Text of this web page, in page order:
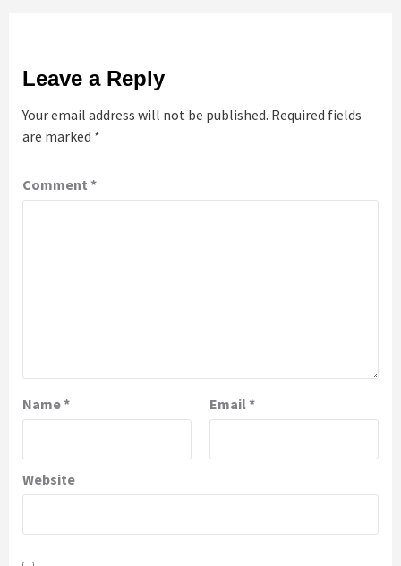
Leave a Reply
Your email address will not be published. Required fields
are marked *
Comment *
Name* Email*
Website